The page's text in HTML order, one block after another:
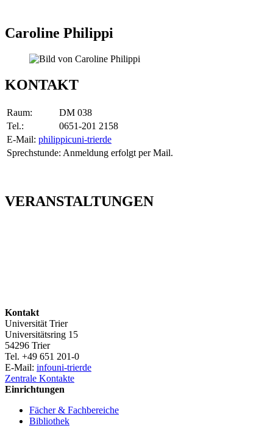
Caroline Philippi
KONTAKT
Raum:
DM 038
Tel.:
0651-201 2158
E-Mail: philippicuni-trierde
Sprechstunde: Anmeldung erfolgt per Mail.
VERANSTALTUNGEN
Kontakt
Universität Trier
Universitätsring 15
54296 Trier
Tel. +49 651 201-0
E-Mail: infouni-trierde
Zentrale Kontakte
Einrichtungen
Fächer & Fachbereiche
Bibliothek